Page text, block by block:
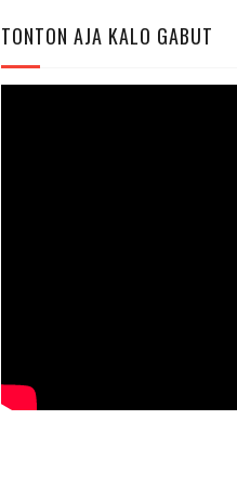
TONTON AJA KALO GABUT